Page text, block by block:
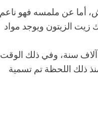
أما عن ملمسه فهو ناعم
زيت الزيتون ويوجد مواد
إلى بلاد الشام، وكان ذلك قبل ما يزيد عن 3 آلاف سنة، وفي ذلك الوقت
ذلك اللحظة تم تسمية